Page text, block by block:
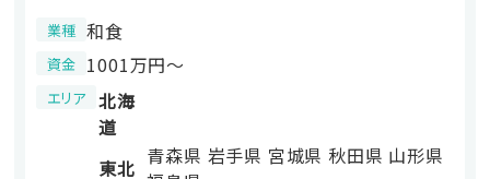
業種 和食
資金 1001万円〜
エリア
北海
道
東北 青森県 岩手県 宮城県 秋田県 山形県